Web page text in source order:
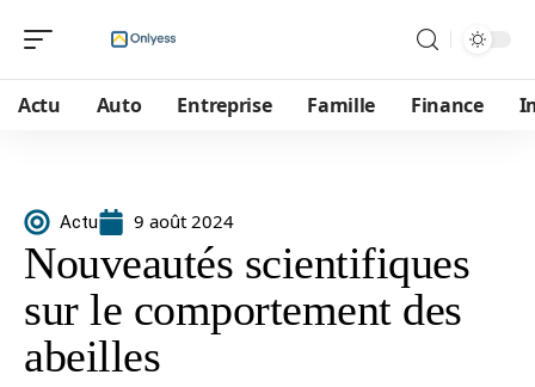
Actu Auto Entreprise Famille Finance
Actu 9 août 2024
Nouveautés scientifiques
sur le comportement des
abeilles